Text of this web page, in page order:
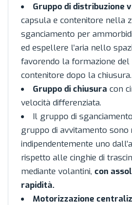
Gruppo di distribuzione
capsula e contenitore nella
sganciamento per
ed espellere l’aria nello
favorendo la formazione
contenitore dopo la chiusura.
Gruppo di chiusura con
velocità differenziata.
Il gruppo di
gruppo di avvitamento sono
indipendentemente uno
rispetto alle cinghie di
mediante volantini, con
rapidità.
Motorizzazione